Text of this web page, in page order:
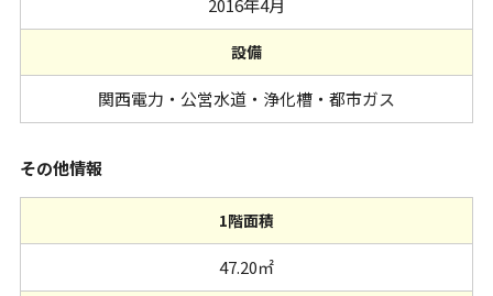
2016年4月
設備
関西電力・公営水道・浄化槽・都市ガス
その他情報
1階面積
47.20㎡